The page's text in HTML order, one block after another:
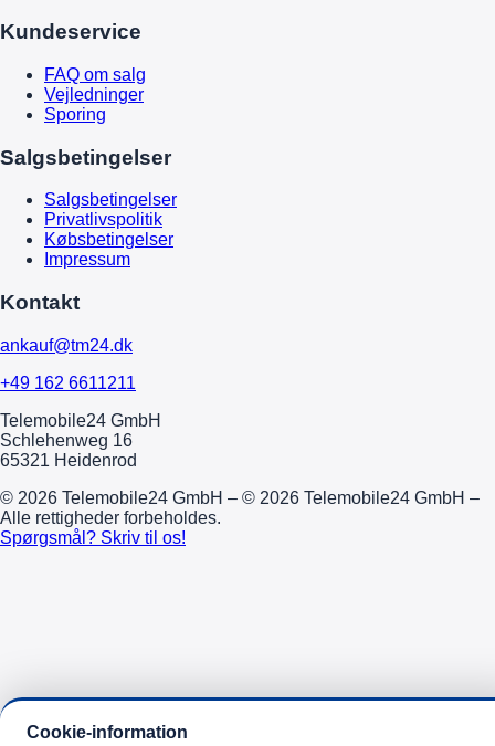
Kundeservice
FAQ om salg
Vejledninger
Sporing
Salgsbetingelser
Salgsbetingelser
Privatlivspolitik
Købsbetingelser
Impressum
Kontakt
ankauf@tm24.dk
+49 162 6611211
Telemobile24 GmbH
Schlehenweg 16
65321 Heidenrod
© 2026 Telemobile24 GmbH – © 2026 Telemobile24 GmbH –
Alle rettigheder forbeholdes.
Spørgsmål? Skriv til os!
Cookie-information